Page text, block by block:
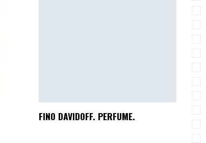
FINO DAVIDOFF. PERFUME.